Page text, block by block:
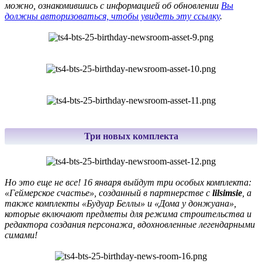
можно, ознакомившись с информацией об обновлении Вы
должны авторизоваться, чтобы увидеть эту ссылку.
Три новых комплекта
Но это еще не все! 16 января выйдут три особых комплекта:
«Геймерское счастье», созданный в партнерстве с lilsimsie , а
также комплекты «Будуар Беллы» и «Дома у донжуана»,
которые включают предметы для режима строительства и
редактора создания персонажа, вдохновленные легендарными
симами!